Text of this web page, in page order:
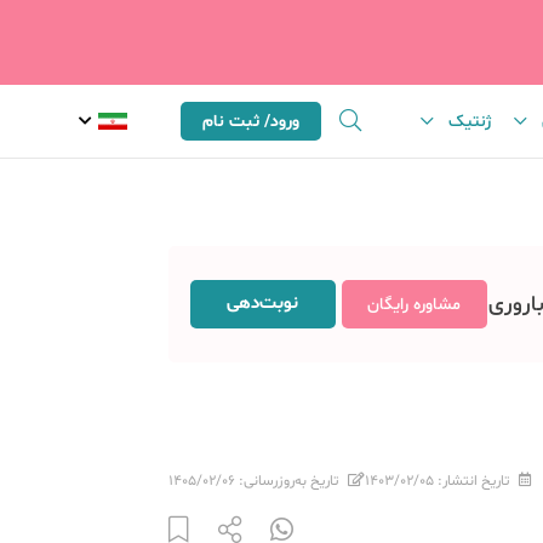
ژنتیک ورود/ ثبت نام
مشاوره رایگان نوبت‌دهی
تاریخ انتشار:۱۴۰۳/۰۲/۰۵ تاریخ به‌روزرسانی: ۱۴۰۵/۰۲/۰۶